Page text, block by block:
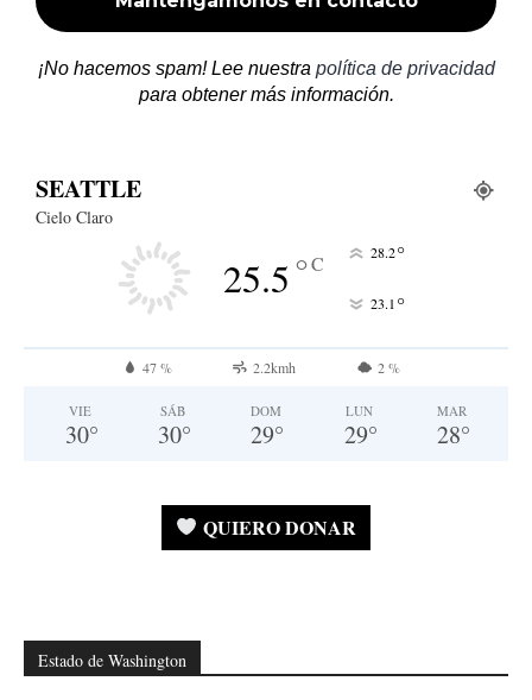
¡No hacemos spam! Lee nuestra política de privacidad
para obtener más información.
SEATTLE
Cielo Claro
25.5°C 28.2°
23.1 °
47 % 2.2kmh 2 %
VIE
30°
SÁB
30°
DOM
29°
LUN
29°
MAR
28°
QUIERO DONAR
Estado de Washington